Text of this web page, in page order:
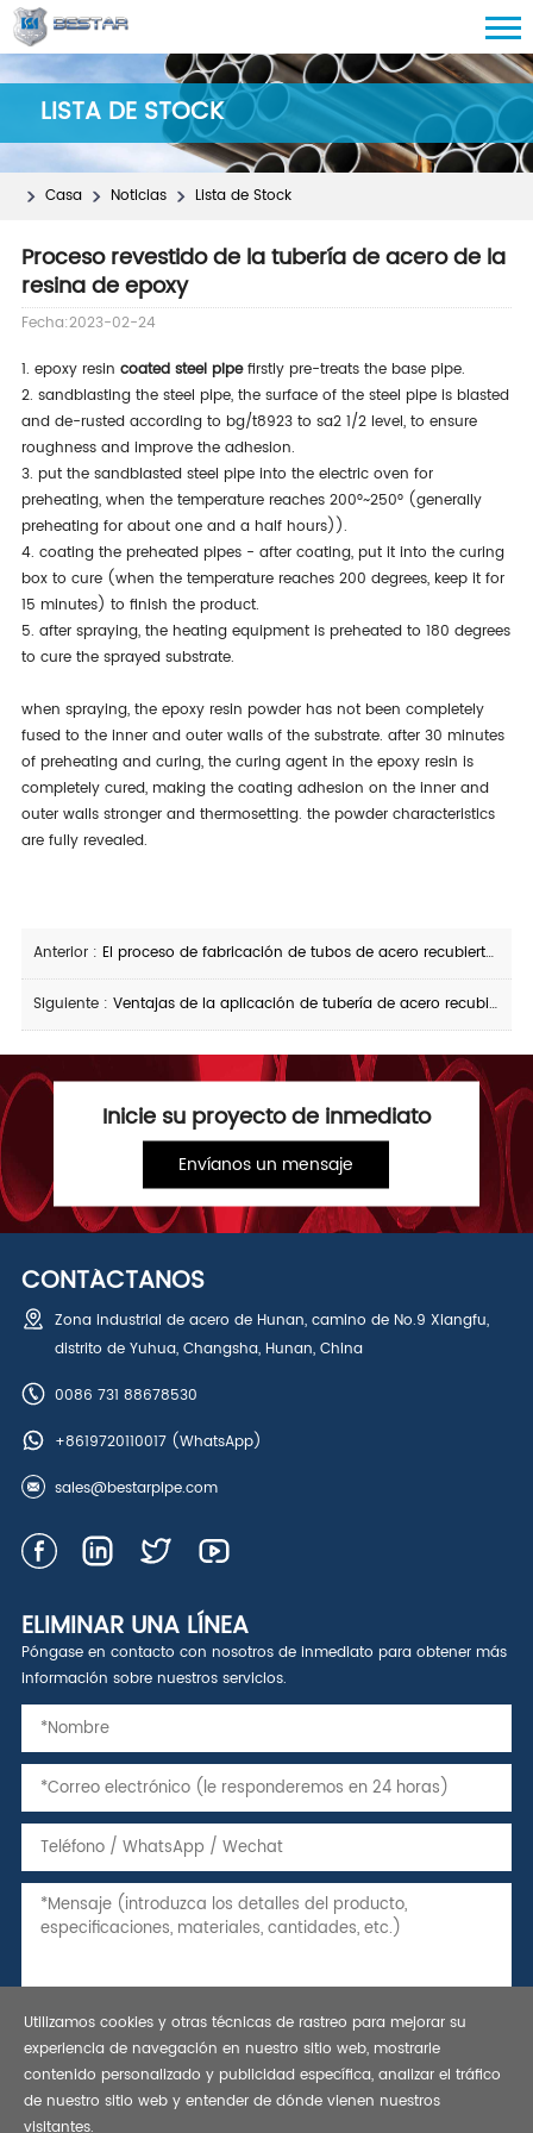
LISTA DE STOCK
Casa Noticias Lista de Stock
Proceso revestido de la tubería de acero de la
resina de epoxy
Fecha:2023-02-24
1. epoxy resin coated steel pipefirstly pre-treats the base pipe.
2. sandblasting the steel pipe, the surface of the steel pipe is blasted
and de-rusted according to bg/t8923 to sa2 1/2 level, to ensure
roughness and improve the adhesion.
3. put the sandblasted steel pipe into the electric oven for
preheating, when the temperature reaches 200°~250° (generally
preheating for about one and a half hours)).
4. coating the preheated pipes - after coating, put it into the curing
box to cure (when the temperature reaches 200 degrees, keep it for
15 minutes) to finish the product.
5. after spraying, the heating equipment is preheated to 180 degrees
to cure the sprayed substrate.
when spraying, the epoxy resin powder has not been completely
fused to the inner and outer walls of the substrate. after 30 minutes
of preheating and curing, the curing agent in the epoxy resin is
completely cured, making the coating adhesion on the inner and
outer walls stronger and thermosetting. the powder characteristics
are fully revealed.
Anterior : El proceso de fabricación de tubos de acero recubiertos de plástico
Siguiente : Ventajas de la aplicación de tubería de acero recubierta de plástico
Inicie su proyecto de inmediato
Envíanos un mensaje
CONTÁCTANOS
Zona industrial de acero de Hunan, camino de No.9 Xiangfu,
distrito de Yuhua, Changsha, Hunan, China
0086 731 88678530
+8619720110017(WhatsApp)
sales@bestarpipe.com
ELIMINAR UNA LÍNEA
Póngase en contacto con nosotros de inmediato para obtener más
información sobre nuestros servicios.
Utilizamos cookies y otras técnicas de rastreo para mejorar su
experiencia de navegación en nuestro sitio web, mostrarle
contenido personalizado y publicidad específica, analizar el tráfico
de nuestro sitio web y entender de dónde vienen nuestros
visitantes.